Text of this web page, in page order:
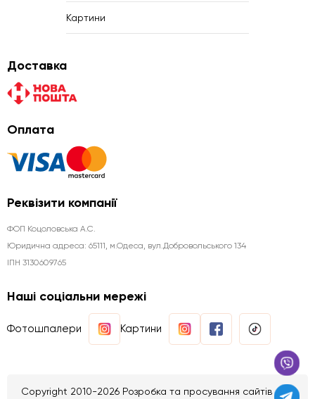
Картини
Доставка
Оплата
Реквізити компанії
ФОП Коцоловська А.С.
Юридична aдреса: 65111, м.Одеса, вул.Добровольського 134
ІПН 3130609765
Наші соціальни мережі
Фотошпалери Картини
Copyright 2010-2026 Розробка та просування сайтів